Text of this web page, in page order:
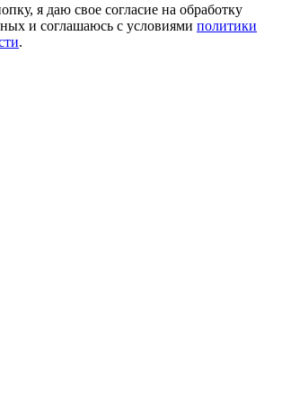
я даю свое согласие на обработку
и соглашаюсь с условиями политики
.